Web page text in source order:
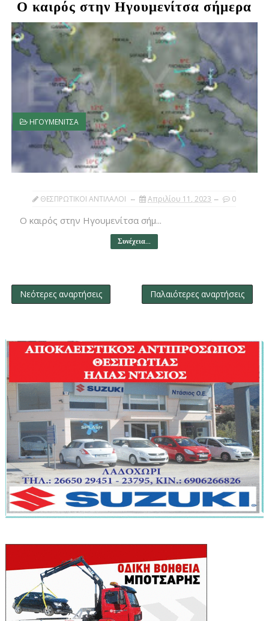
Ο καιρός στην Ηγουμενίτσα σήμερα
ΗΓΟΥΜΕΝΙΤΣΑ
ΘΕΣΠΡΩΤΙΚΟΙ ΑΝΤΙΛΑΛΟΙ Απριλίου 11, 2023 0
Ο καιρός στην Ηγουμενίτσα σήμ...
Συνέχεια...
Νεότερες αναρτήσεις Παλαιότερες αναρτήσεις